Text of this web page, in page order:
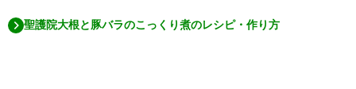
聖護院大根と豚バラのこっくり煮のレシピ・作り方